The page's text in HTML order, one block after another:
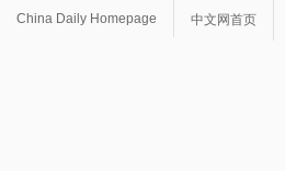
China Daily Homepage 中文网首页